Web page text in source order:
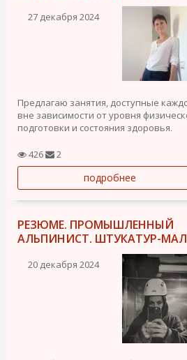
27 декабря 2024
Предлагаю занятия, доступные
вне зависимости от уровня
подготовки и состояния здоровья.
постизометрическая релаксация,
миофасциальный релиз,
кинезиотерапия.
Помогаю восстановить и улучшить
здоровье после...
426 2
подробнее
РЕЗЮМЕ. ПРОМЫШЛЕННЫЙ
АЛЬПИНИСТ. ШТУКАТУР-
20 декабря 2024